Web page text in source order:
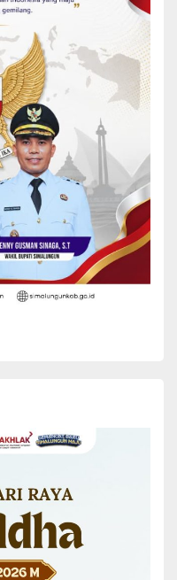
untuk memperkuat
pemenuhan hak
nyata dalam
yang lebih responsif,